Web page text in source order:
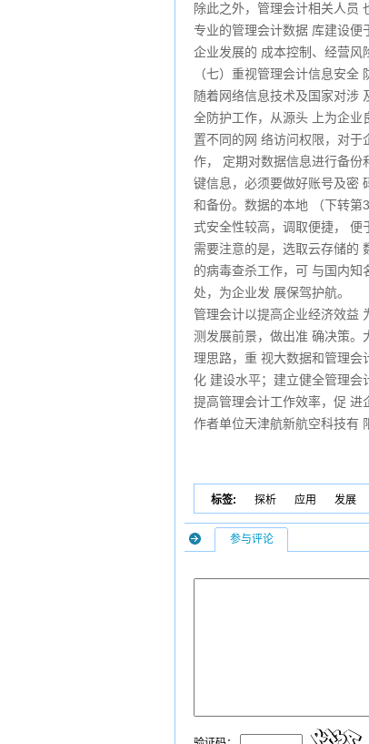
除此之外，管理会计相关人员
专业的管理会计数据 库建设便
企业发展的 成本控制、经营风
（七）重视管理会计信息安全
随着网络信息技术及国家对涉
全防护工作，从源头 上为企业
置不同的网 络访问权限，对
作， 定期对数据信息进行备份
键信息，必须要做好账号及密
和备份。数据的本地 （下转第
式安全性较高，调取便捷， 便
需要注意的是，选取云存储的
的病毒查杀工作，可 与国内
处，为企业发 展保驾护航。
管理会计以提高企业经济效益
测发展前景，做出准 确决策
理思路，重 视大数据和管理会
化 建设水平；建立健全管理会
提高管理会计工作效率，促 进
作者单位天津航新航空科技有
标签: 探析 应用 发展
参与评论